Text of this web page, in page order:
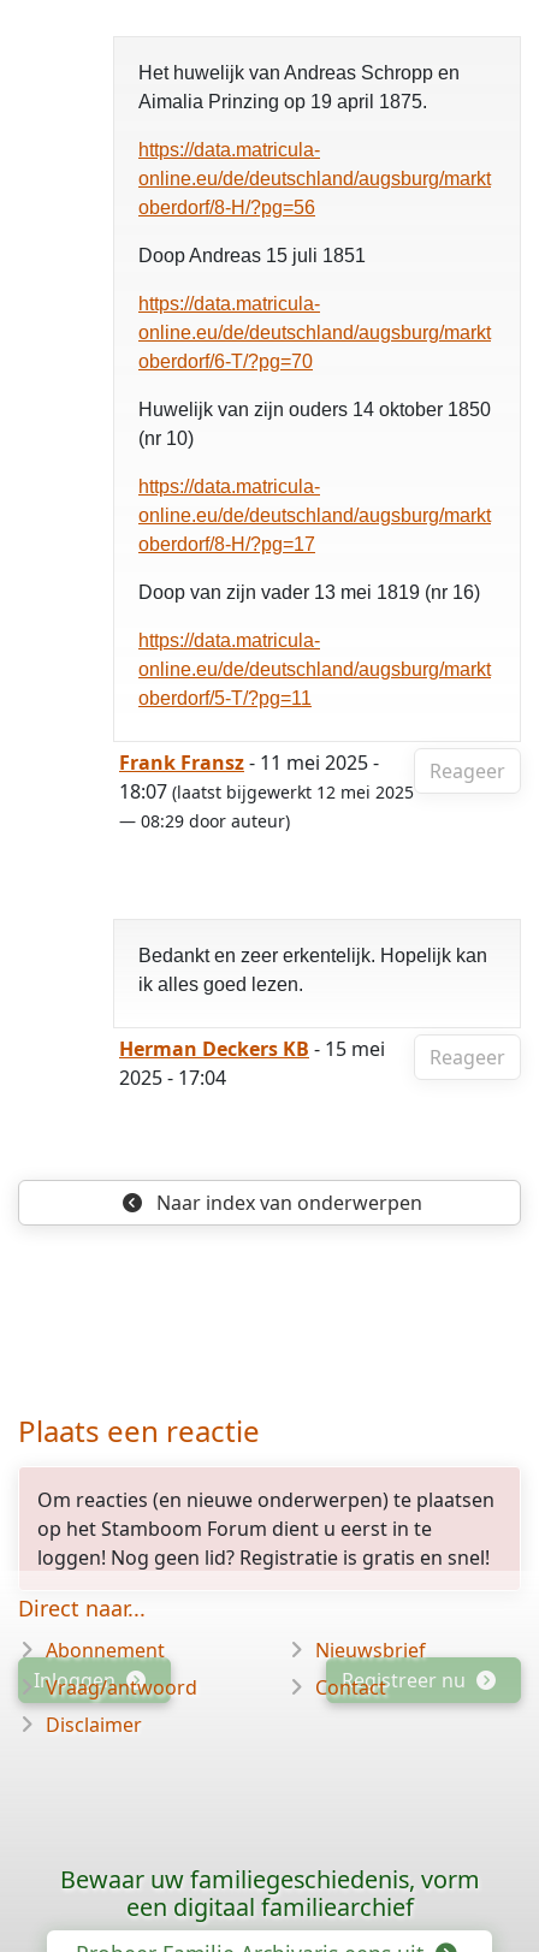
Het huwelijk van Andreas Schropp en
Aimalia Prinzing op 19 april 1875.
https://data.matricula-
online.eu/de/deutschland/augsburg/markt
oberdorf/8-H/?pg=56
Doop Andreas 15 juli 1851
https://data.matricula-
online.eu/de/deutschland/augsburg/markt
oberdorf/6-T/?pg=70
Huwelijk van zijn ouders 14 oktober 1850
(nr 10)
https://data.matricula-
online.eu/de/deutschland/augsburg/markt
oberdorf/8-H/?pg=17
Doop van zijn vader 13 mei 1819 (nr 16)
https://data.matricula-
online.eu/de/deutschland/augsburg/markt
oberdorf/5-T/?pg=11
Reageer
Frank Fransz- 11 mei 2025 -
18:07 (laatst bijgewerkt 12 mei 2025
— 08:29 door auteur)
Bedankt en zeer erkentelijk. Hopelijk kan
ik alles goed lezen.
Reageer
Herman Deckers KB - 15 mei
2025 - 17:04
Naar indexvan onderwerpen
Plaats een reactie
Om reacties (en nieuwe onderwerpen) te plaatsen
op het Stamboom Forum dient u eerst in te
loggen! Nog geen lid? Registratie is gratis en snel!
Inloggen Registreer nu
Direct naar...
Abonnement
Vraag/antwoord
Disclaimer
Nieuwsbrief
Contact
Bewaar uw familiegeschiedenis, vorm
een digitaal familiearchief